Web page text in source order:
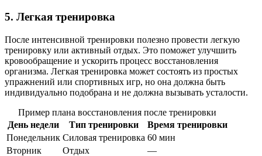
5. Легкая тренировка
После интенсивной тренировки полезно провести легкую
тренировку или активный отдых. Это поможет улучшить
кровообращение и ускорить процесс восстановления
организма. Легкая тренировка может состоять из простых
упражнений или спортивных игр, но она должна быть
индивидуально подобрана и не должна вызывать усталости.
Пример плана восстановления после тренировки
День недели
Тип тренировки
Время тренировки
Понедельник Силовая тренировка 60 мин
Вторник
Отдых
—